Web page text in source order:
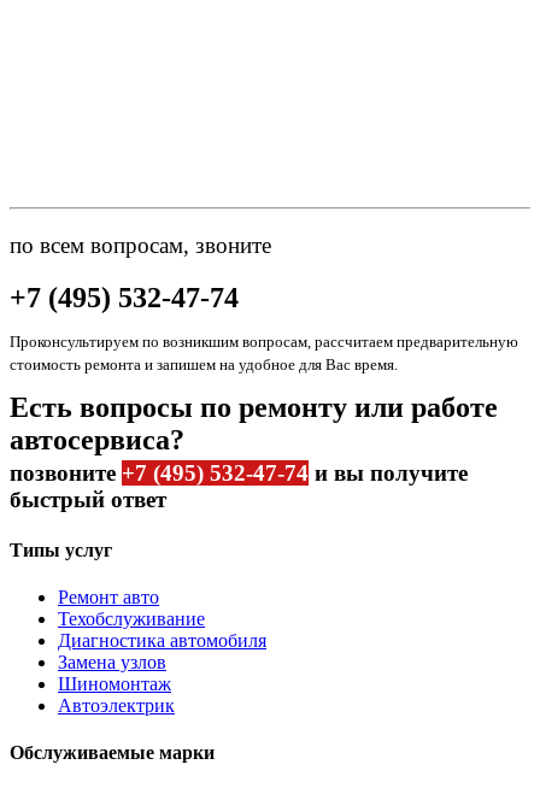
по всем вопросам, звоните
+7 (495) 532-47-74
Проконсультируем по возникшим вопросам, рассчитаем предварительную
стоимость ремонта и запишем на удобное для Вас время.
Есть вопросы по ремонту или работе
автосервиса?
позвоните +7 (495) 532-47-74 и вы получите
быстрый ответ
Типы услуг
Ремонт авто
Техобслуживание
Диагностика автомобиля
Замена узлов
Шиномонтаж
Автоэлектрик
Обслуживаемые марки